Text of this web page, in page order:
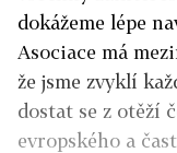
dokážeme lépe
Asociace má
že jsme zvyklí
dostat se z otěží
evropského a